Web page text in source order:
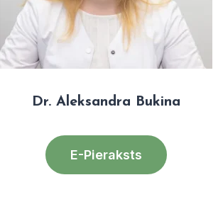
Dr. Aleksandra Bukina
E-Pieraksts